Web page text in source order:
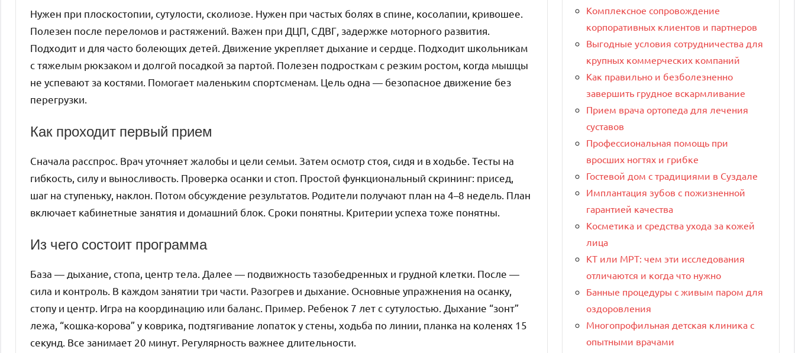
Нужен при плоскостопии, сутулости, сколиозе. Нужен при частых болях в спине, косолапии, кривошее.
Полезен после переломов и растяжений. Важен при ДЦП, СДВГ, задержке моторного развития.
Подходит и для часто болеющих детей. Движение укрепляет дыхание и сердце. Подходит школьникам
с тяжелым рюкзаком и долгой посадкой за партой. Полезен подросткам с резким ростом, когда мышцы
не успевают за костями. Помогает маленьким спортсменам. Цель одна — безопасное движение без
перегрузки.
Как проходит первый прием
Сначала расспрос. Врач уточняет жалобы и цели семьи. Затем осмотр стоя, сидя и в ходьбе. Тесты на
гибкость, силу и выносливость. Проверка осанки и стоп. Простой функциональный скрининг: присед,
шаг на ступеньку, наклон. Потом обсуждение результатов. Родители получают план на 4–8 недель. План
включает кабинетные занятия и домашний блок. Сроки понятны. Критерии успеха тоже понятны.
Из чего состоит программа
База — дыхание, стопа, центр тела. Далее — подвижность тазобедренных и грудной клетки. После —
сила и контроль. В каждом занятии три части. Разогрев и дыхание. Основные упражнения на осанку,
стопу и центр. Игра на координацию или баланс. Пример. Ребенок 7 лет с сутулостью. Дыхание “зонт”
лежа, “кошка-корова” у коврика, подтягивание лопаток у стены, ходьба по линии, планка на коленях 15
секунд. Все занимает 20 минут. Регулярность важнее длительности.
Комплексное сопровождение
корпоративных клиентов и партнеров
Выгодные условия сотрудничества для
крупных коммерческих компаний
Как правильно и безболезненно
завершить грудное вскармливание
Прием врача ортопеда для лечения
суставов
Профессиональная помощь при
вросших ногтях и грибке
Гостевой дом с традициями в Суздале
Имплантация зубов с пожизненной
гарантией качества
Косметика и средства ухода за кожей
лица
КТ или МРТ: чем эти исследования
отличаются и когда что нужно
Банные процедуры с живым паром для
оздоровления
Многопрофильная детская клиника с
опытными врачами